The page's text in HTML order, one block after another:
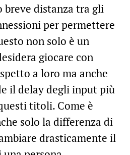
distanza tra gli
per permettere
non solo è un
giocare con
a loro ma anche
il delay degli input più
titoli. Come è
solo la differenza di
drasticamente il